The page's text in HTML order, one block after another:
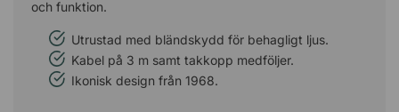
och funktion.
Utrustad med bländskydd för behagligt ljus.
Kabel på 3 m samt takkopp medföljer.
Ikonisk design från 1968.